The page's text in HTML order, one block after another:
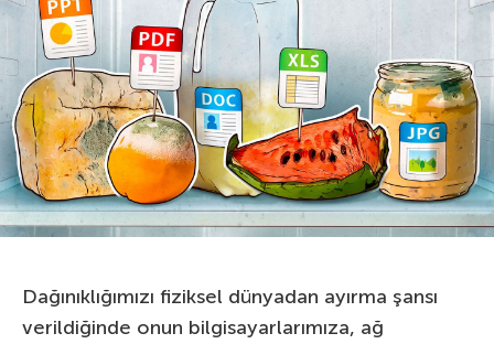
Dağınıklığımızı fiziksel dünyadan ayırma şansı
verildiğinde onun bilgisayarlarımıza, ağ